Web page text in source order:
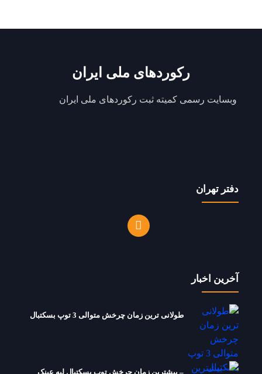
رکوردهای ملی ایران
وبسایت رسمی کمیته ثبت رکوردهای ملی ایران
دفتر تهران
آخرین اخبار
طولانی ترین زمان چرخش متوالی 3 توپ بسکتبال
– بیشترین زمان چرخش توپ بسکتبال لبه عینک